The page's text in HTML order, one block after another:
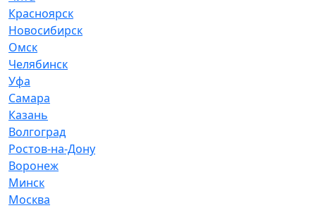
Красноярск
Новосибирск
Омск
Челябинск
Уфа
Самара
Казань
Волгоград
Ростов-на-Дону
Воронеж
Минск
Москва